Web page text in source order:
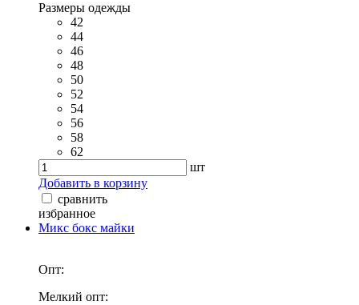
Размеры одежды
42
44
46
48
50
52
54
56
58
62
шт
Добавить в корзину
сравнить
избранное
Микс бокс майки
Опт:
Мелкий опт: